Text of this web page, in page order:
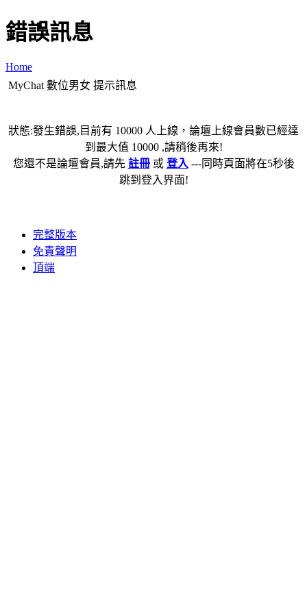
錯誤訊息
Home
MyChat 數位男女 提示訊息
狀態:發生錯誤,目前有 10000 人上線，論壇上線會員數已經達
到最大值 10000 ,請稍後再來!
您還不是論壇會員,請先 註冊或 登入 ---同時頁面將在5秒後
跳到登入界面!
完整版本
免責聲明
頂端